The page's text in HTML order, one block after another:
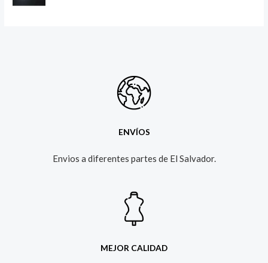
ENVÍOS
Envios a diferentes partes de El Salvador.​
MEJOR CALIDAD